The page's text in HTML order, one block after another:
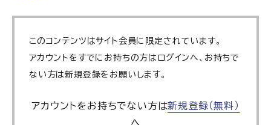
このコンテンツはサイト会員に限定されています。
アカウントをすでにお持ちの方はログインへ、お持ちで
ない方は新規登録をお願いします。
アカウントをお持ちでない方は新規登録（無料）
へ